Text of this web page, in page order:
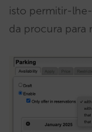
isto permitir-
da procura para